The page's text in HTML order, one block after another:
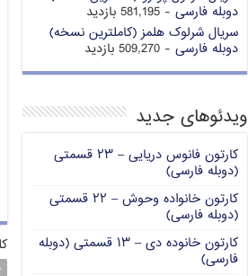
دوبله فارسی - 581,195 بازدید
سریال شرلوک هلمز (کاملترین نسخه)
دوبله فارسی - 509,270 بازدید
ویدئوهای جدید
کارتون فانوس دریایی – ۲۳ قسمتی
(دوبله فارسی)
کارتون خانواده وحوش – ۲۲ قسمتی
(دوبله فارسی)
کارتون خانوده دی – ۱۳ قسمتی (دوبله
فارسی)